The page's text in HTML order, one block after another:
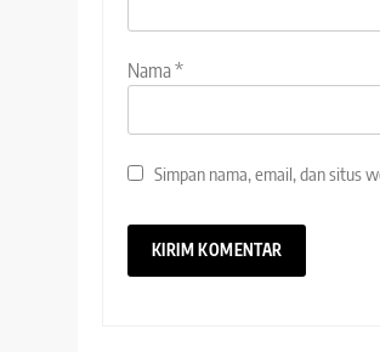
Nama*
Simpan nama, email, dan situs